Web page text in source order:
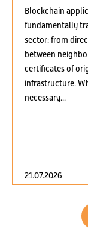
Blockchain
fundamentally
sector: from
between
certificates of
infrastructure.
necessary...
21.07.2026